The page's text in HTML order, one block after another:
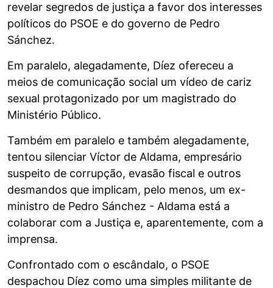
revelar segredos de justiça a favor dos interesses
políticos do PSOE e do governo de Pedro
Sánchez.
Em paralelo, alegadamente, Díez ofereceu a
meios de comunicação social um vídeo de cariz
sexual protagonizado por um magistrado do
Ministério Público.
Também em paralelo e também alegadamente,
tentou silenciar Víctor de Aldama, empresário
suspeito de corrupção, evasão fiscal e outros
desmandos que implicam, pelo menos, um ex-
ministro de Pedro Sánchez - Aldama está a
colaborar com a Justiça e, aparentemente, com a
imprensa.
Confrontado com o escândalo, o PSOE
despachou Díez como uma simples militante de